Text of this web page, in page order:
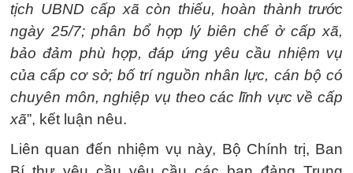
tịch UBND cấp xã còn thiếu, hoàn thành trước
ngày 25/7; phân bổ hợp lý biên chế ở cấp xã,
bảo đảm phù hợp, đáp ứng yêu cầu nhiệm vụ
của cấp cơ sở; bố trí nguồn nhân lực, cán bộ có
chuyên môn, nghiệp vụ theo các lĩnh vực về cấp
xã”, kết luận nêu.
Liên quan đến nhiệm vụ này, Bộ Chính trị, Ban